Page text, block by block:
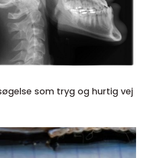
som tryg og hurtig vej